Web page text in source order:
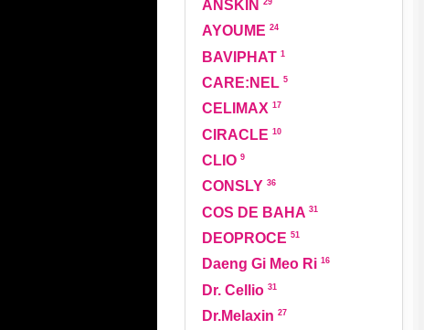
ANSKIN 29
AYOUME 24
BAVIPHAT 1
CARE:NEL 5
CELIMAX 17
CIRACLE 10
CLIO 9
CONSLY 36
COS DE BAHA 31
DEOPROCE 51
Daeng Gi Meo Ri 16
Dr. Cellio 31
Dr.Melaxin 27